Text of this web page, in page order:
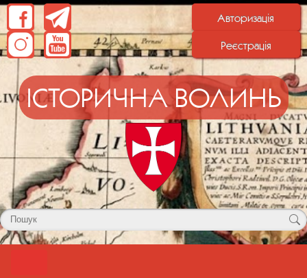
Авторизація
Реєстрація
ІСТОРИЧНА ВОЛИНЬ